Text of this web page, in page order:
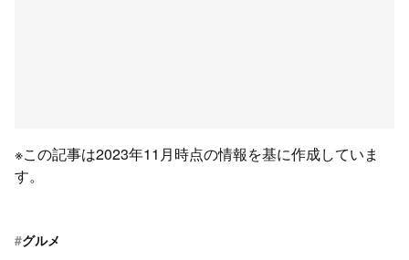
※この記事は2023年11月時点の情報を基に作成していま
す。
#グルメ